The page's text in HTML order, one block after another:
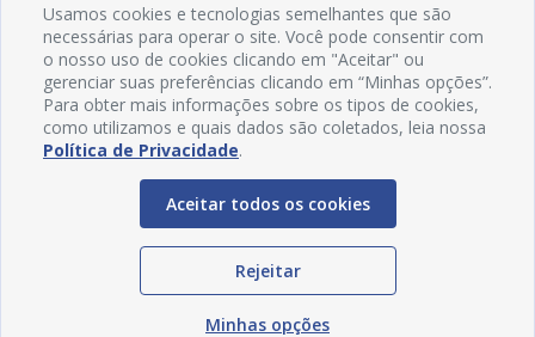
Redes Sociais
Usamos cookies e tecnologias semelhantes que são
necessárias para operar o site. Você pode consentir com
o nosso uso de cookies clicando em "Aceitar" ou
gerenciar suas preferências clicando em “Minhas opções”.
Para obter mais informações sobre os tipos de cookies,
como utilizamos e quais dados são coletados, leia nossa
Política de Privacidade.
Aceitar todos os cookies
Rejeitar
Minhas opções